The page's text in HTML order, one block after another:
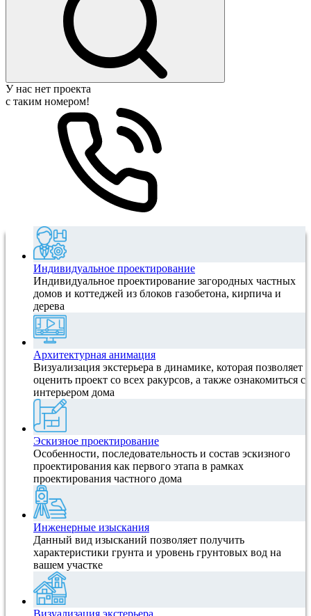
У нас нет проекта
с таким номером!
Индивидуальное проектирование
Индивидуальное проектирование загородных частных
домов и коттеджей из блоков газобетона, кирпича и
дерева
Архитектурная анимация
Визуализация экстерьера в динамике, которая позволяет
оценить проект со всех ракурсов, а также ознакомиться с
интерьером дома
Эскизное проектирование
Особенности, последовательность и состав эскизного
проектирования как первого этапа в рамках
проектирования частного дома
Инженерные изыскания
Данный вид изысканий позволяет получить
характеристики грунта и уровень грунтовых вод на
вашем участке
Визуализация экстерьера